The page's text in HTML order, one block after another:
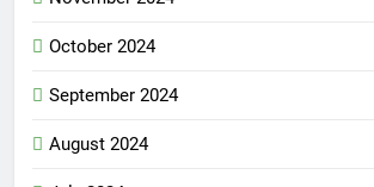
October 2024
September 2024
August 2024